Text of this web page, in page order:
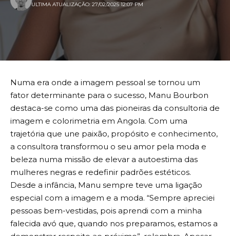
ULTIMA ATUALIZAÇÃO: 27/02/2025 12:07 PM
Numa era onde a imagem pessoal se tornou um
fator determinante para o sucesso, Manu Bourbon
destaca-se como uma das pioneiras da consultoria de
imagem e colorimetria em Angola. Com uma
trajetória que une paixão, propósito e conhecimento,
a consultora transformou o seu amor pela moda e
beleza numa missão de elevar a autoestima das
mulheres negras e redefinir padrões estéticos.
Desde a infância, Manu sempre teve uma ligação
especial com a imagem e a moda. “Sempre apreciei
pessoas bem-vestidas, pois aprendi com a minha
falecida avó que, quando nos preparamos, estamos a